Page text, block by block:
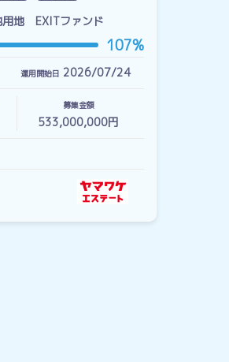
地 EXITファンド
107%
運用開始日 2026/07/24
募集金額
533,000,000円